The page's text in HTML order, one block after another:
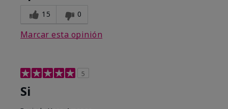
15 0
Marcar esta opinión
5
Si